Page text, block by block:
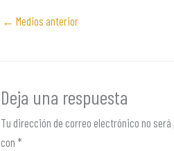
← Medios anterior
Deja una respuesta
Tu dirección de correo electrónico no será
con *